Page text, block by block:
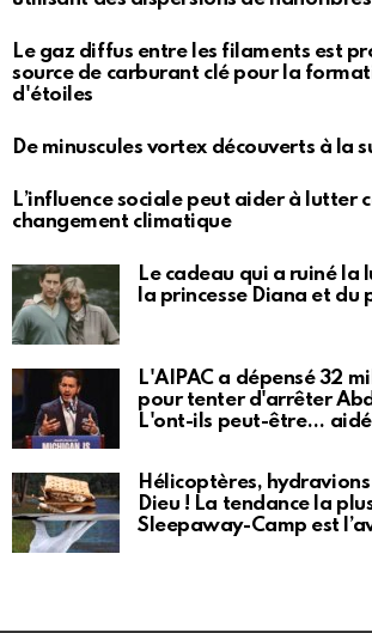
Le gaz diffus entre les filaments est
source de carburant clé pour la
d'étoiles
De minuscules vortex découverts à la
L’influence sociale peut aider à lutter
changement climatique
Le cadeau qui a ruiné la
la princesse Diana et du
L'AIPAC a dépensé 32
pour tenter d'arrêter
L'ont-ils peut-être… aidé
Hélicoptères,
Dieu ! La tendance la
Sleepaway-Camp est